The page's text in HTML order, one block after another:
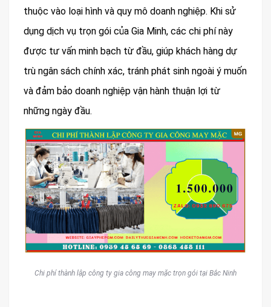
thuộc vào loại hình và quy mô doanh nghiệp. Khi sử
dụng dịch vụ trọn gói của Gia Minh, các chi phí này
được tư vấn minh bạch từ đầu, giúp khách hàng dự
trù ngân sách chính xác, tránh phát sinh ngoài ý muốn
và đảm bảo doanh nghiệp vận hành thuận lợi từ
những ngày đầu.
Chi phí thành lập công ty gia công may mặc trọn gói tại Bắc Ninh